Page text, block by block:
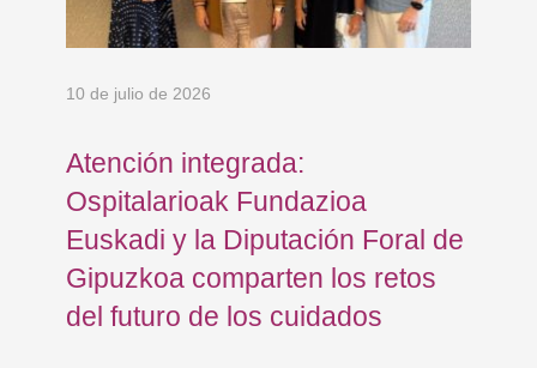
10 de julio de 2026
Atención integrada:
Ospitalarioak Fundazioa
Euskadi y la Diputación Foral de
Gipuzkoa comparten los retos
del futuro de los cuidados